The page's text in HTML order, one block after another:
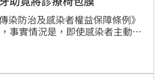
染防治及感染者權益保障條例》
事實情況是，即使感染者主動告
拒診而不敢主動透露健康資訊。